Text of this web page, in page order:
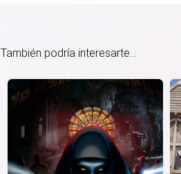
También podría interesarte...